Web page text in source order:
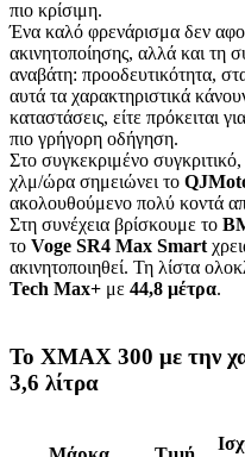
πιο κρίσιμη.
Ένα καλό φρενάρισμα δεν
ακινητοποίησης, αλλά και τη
αναβάτη: προοδευτικότητα,
αυτά τα χαρακτηριστικά
καταστάσεις, είτε πρόκειται
πιο γρήγορη οδήγηση.
Στο συγκεκριμένο
χλμ/ώρα σημειώνει το
ακολουθούμενο πολύ κοντά
Στη συνέχεια βρίσκουμε το
το Voge SR4 Max Smart
ακινητοποιηθεί. Τη λίστα
Tech Max+ με 44,8 μέτρα.
Το ΧΜΑΧ 300 με την
3,6 λίτρα